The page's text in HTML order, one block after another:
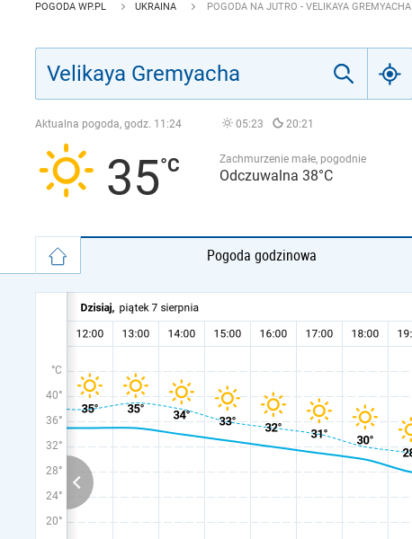
POGODA WP.PL UKRAINA POGODA NA JUTRO - VELIKAYA GREMYACHA
Aktualna pogoda, godz. 11:24 05:23 20:21
35 Zachmurzenie małe, pogodnie
Odczuwalna 38°C
Pogoda godzinowa
°C
40°
36°
32°
28°
24°
20°